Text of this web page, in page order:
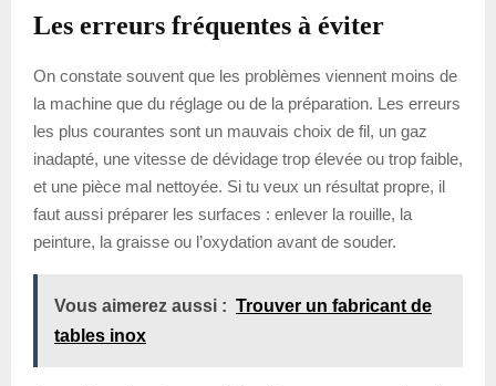
Les erreurs fréquentes à éviter
On constate souvent que les problèmes viennent moins de
la machine que du réglage ou de la préparation. Les erreurs
les plus courantes sont un mauvais choix de fil, un gaz
inadapté, une vitesse de dévidage trop élevée ou trop faible,
et une pièce mal nettoyée. Si tu veux un résultat propre, il
faut aussi préparer les surfaces : enlever la rouille, la
peinture, la graisse ou l’oxydation avant de souder.
Vous aimerez aussi : Trouver un fabricant de
tables inox